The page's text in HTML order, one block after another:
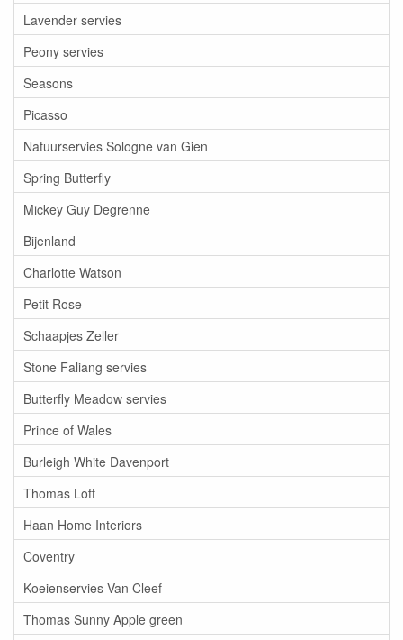
Lavender servies
Peony servies
Seasons
Picasso
Natuurservies Sologne van Gien
Spring Butterfly
Mickey Guy Degrenne
Bijenland
Charlotte Watson
Petit Rose
Schaapjes Zeller
Stone Faliang servies
Butterfly Meadow servies
Prince of Wales
Burleigh White Davenport
Thomas Loft
Haan Home Interiors
Coventry
Koeienservies Van Cleef
Thomas Sunny Apple green